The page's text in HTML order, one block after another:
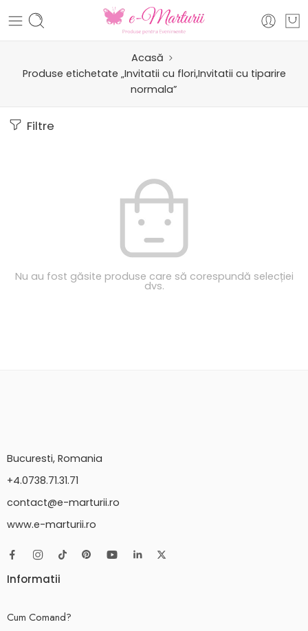
Acasă
Produse etichetate „Invitatii cu flori,Invitatii cu tiparire
normala”
Filtre
Nu au fost găsite produse care să corespundă selecției
dvs.
Bucuresti, Romania
+4.0738.71.31.71
contact@e-marturii.ro
www.e-marturii.ro
Informatii
Cum Comand?